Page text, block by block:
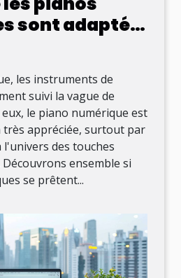
sont adaptés
?
les instruments de
suivi la vague de
le piano numérique est
appréciée, surtout par
des touches
ensemble si
se prêtent...